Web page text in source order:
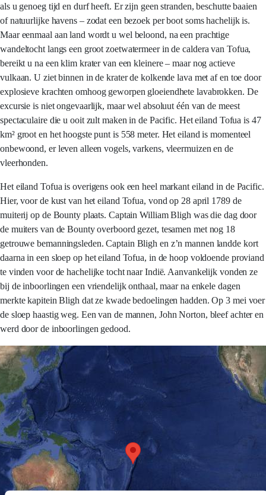
als u genoeg tijd en durf heeft. Er zijn geen stranden, beschutte baaien
of natuurlijke havens – zodat een bezoek per boot soms hachelijk is.
Maar eenmaal aan land wordt u wel beloond, na een prachtige
wandeltocht langs een groot zoetwatermeer in de caldera van Tofua,
bereikt u na een klim krater van een kleinere – maar nog actieve
vulkaan. U ziet binnen in de krater de kolkende lava met af en toe door
explosieve krachten omhoog geworpen gloeiendhete lavabrokken. De
excursie is niet ongevaarlijk, maar wel absoluut één van de meest
spectaculaire die u ooit zult maken in de Pacific. Het eiland Tofua is 47
km² groot en het hoogste punt is 558 meter. Het eiland is momenteel
onbewoond, er leven alleen vogels, varkens, vleermuizen en de
vleerhonden.
Het eiland Tofua is overigens ook een heel markant eiland in de Pacific.
Hier, voor de kust van het eiland Tofua, vond op 28 april 1789 de
muiterij op de Bounty plaats. Captain William Bligh was die dag door
de muiters van de Bounty overboord gezet, tesamen met nog 18
getrouwe bemanningsleden. Captain Bligh en z’n mannen landde kort
daarna in een sloep op het eiland Tofua, in de hoop voldoende proviand
te vinden voor de hachelijke tocht naar Indië. Aanvankelijk vonden ze
bij de inboorlingen een vriendelijk onthaal, maar na enkele dagen
merkte kapitein Bligh dat ze kwade bedoelingen hadden. Op 3 mei voer
de sloep haastig weg. Een van de mannen, John Norton, bleef achter en
werd door de inboorlingen gedood.